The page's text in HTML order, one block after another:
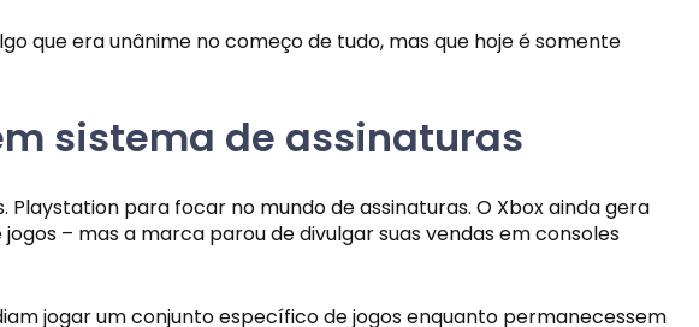
que era unânime no começo de tudo, mas que hoje é somente
sistema de assinaturas
para focar no mundo de assinaturas. O Xbox ainda gera
– mas a marca parou de divulgar suas vendas em consoles
jogar um conjunto específico de jogos enquanto permanecessem